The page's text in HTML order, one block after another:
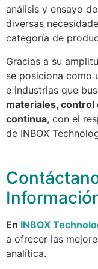
análisis y ensayo
diversas
categoría de
Gracias a su
se posiciona como
e industrias que
materiales, control
continua, con el
de INBOX
En INBOX
a ofrecer las
analítica.